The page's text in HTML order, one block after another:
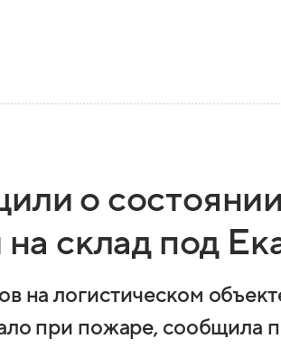
о
на склад под
на логистическом
при пожаре, сообщила